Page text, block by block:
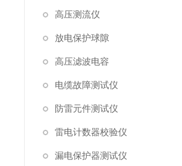
高压测流仪
放电保护球隙
高压滤波电容
电缆故障测试仪
防雷元件测试仪
雷电计数器校验仪
漏电保护器测试仪